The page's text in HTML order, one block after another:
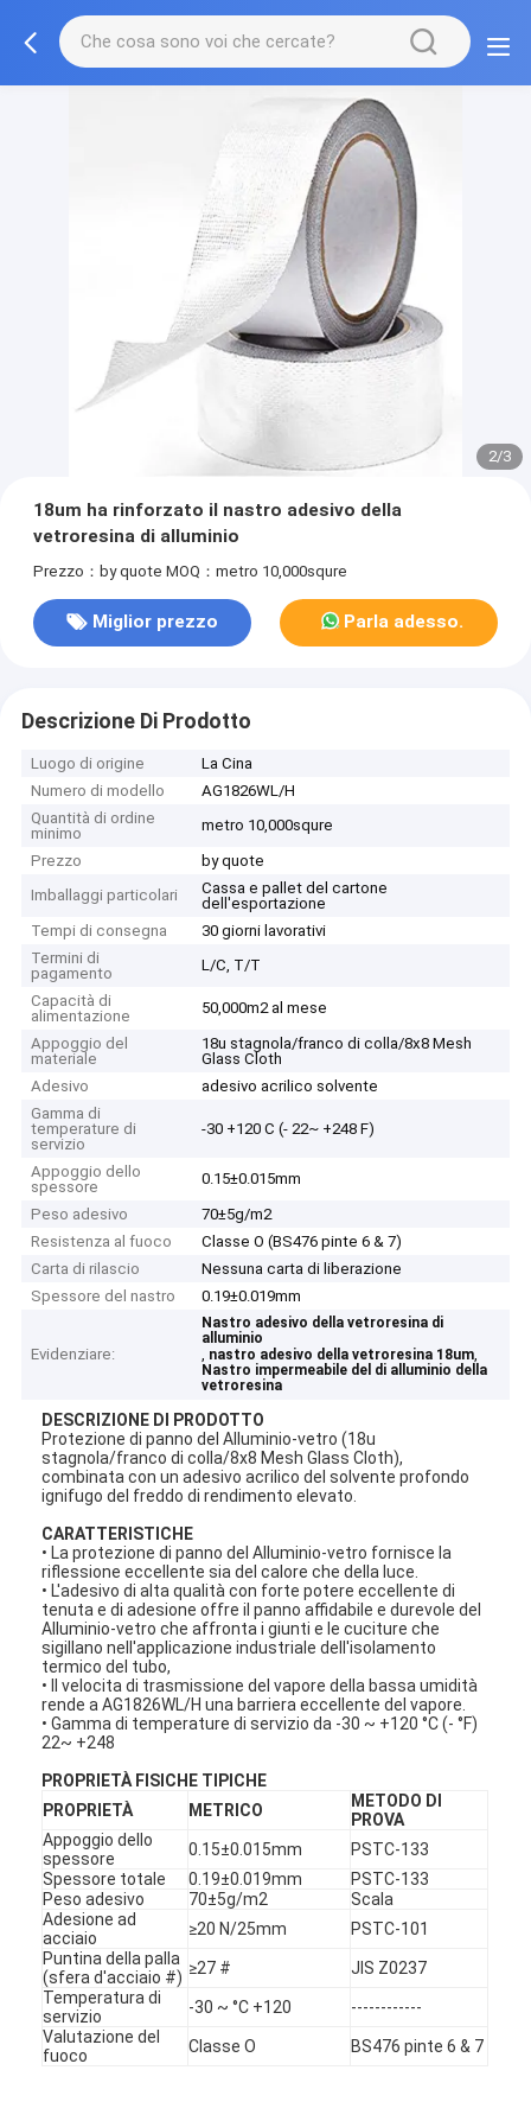
2/3
18um ha rinforzato il nastro adesivo della
vetroresina di alluminio
Prezzo：by quote MOQ：metro 10,000squre
Miglior prezzo Parla adesso.
Descrizione Di Prodotto
Luogo di origine
La Cina
Numero di modello
AG1826WL/H
Quantità di ordine
minimo
metro 10,000squre
Prezzo
by quote
Imballaggi particolari
Cassa e pallet del cartone
dell'esportazione
Tempi di consegna
30 giorni lavorativi
Termini di
pagamento
L/C, T/T
Capacità di
alimentazione
50,000m2 al mese
Appoggio del
materiale
18u stagnola/franco di colla/8x8 Mesh
Glass Cloth
Adesivo
adesivo acrilico solvente
Gamma di
temperature di
servizio
-30 +120 C (- 22~ +248 F)
Appoggio dello
spessore
0.15±0.015mm
Peso adesivo
70±5g/m2
Resistenza al fuoco
Classe O (BS476 pinte 6 & 7)
Carta di rilascio
Nessuna carta di liberazione
Spessore del nastro
0.19±0.019mm
Evidenziare:
Nastro adesivo della vetroresina di
alluminio
, nastro adesivo della vetroresina 18um,
Nastro impermeabile del di alluminio della
vetroresina
DESCRIZIONE DI PRODOTTO
Protezione di panno del Alluminio-vetro (18u
stagnola/franco di colla/8x8 Mesh Glass Cloth),
combinata con un adesivo acrilico del solvente profondo
ignifugo del freddo di rendimento elevato.
CARATTERISTICHE
• La protezione di panno del Alluminio-vetro fornisce la
riflessione eccellente sia del calore che della luce.
• L'adesivo di alta qualità con forte potere eccellente di
tenuta e di adesione offre il panno affidabile e durevole del
Alluminio-vetro che affronta i giunti e le cuciture che
sigillano nell'applicazione industriale dell'isolamento
termico del tubo,
• Il velocita di trasmissione del vapore della bassa umidità
rende a AG1826WL/H una barriera eccellente del vapore.
• Gamma di temperature di servizio da -30 ~ +120 °C (- °F)
22~ +248
PROPRIETÀ FISICHE TIPICHE
PROPRIETÀ
METRICO
METODO DI
PROVA
Appoggio dello
spessore
0.15±0.015mm
PSTC-133
Spessore totale
0.19±0.019mm
PSTC-133
Peso adesivo
70±5g/m2
Scala
Adesione ad
acciaio
≥20 N/25mm
PSTC-101
Puntina della palla
(sfera d'acciaio #) ≥27 #
JIS Z0237
Temperatura di
servizio
-30 ~ °C +120
------------
Valutazione del
fuoco
Classe O BS476 pinte 6 & 7